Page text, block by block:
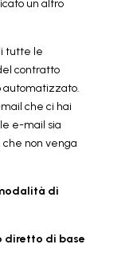
un altro
tutte le
contratto
automatizzato.
che ci hai
e-mail sia
non venga
di
diretto di base